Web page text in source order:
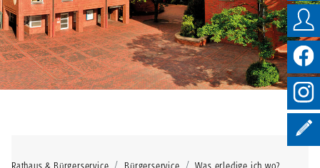
Rathaus & Bürgerservice Bürgerservice
Was erledige ich wo?